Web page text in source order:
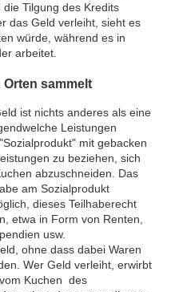
Tilgung des Kredits
das Geld verleiht, sieht es
würde, während es in
arbeitet.
sammelt
ist nichts anderes als eine
Leistungen
mit gebacken
zu beziehen, sich
abzuschneiden. Das
am Sozialprodukt
dieses Teilhaberecht
etwa in Form von Renten,
usw.
ohne dass dabei Waren
Wer Geld verleiht, erwirbt
Kuchen des